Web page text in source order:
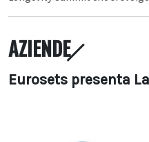
AZIENDE
Eurosets presenta